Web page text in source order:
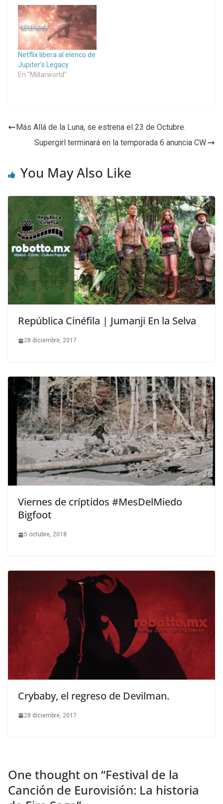
Netflix libera al elenco de
Jupiter’s Legacy
En "Millarworld"
Más Allá de la Luna, se estrena el 23 de Octubre.
Supergirl terminará en la temporada 6 anuncia CW.
You May Also Like
República Cinéfila | Jumanji En la Selva
28 diciembre, 2017
Viernes de críptidos #MesDelMiedo
Bigfoot
5 octubre, 2018
Crybaby, el regreso de Devilman.
28 diciembre, 2017
One thought on “Festival de la
Canción de Eurovisión: La historia